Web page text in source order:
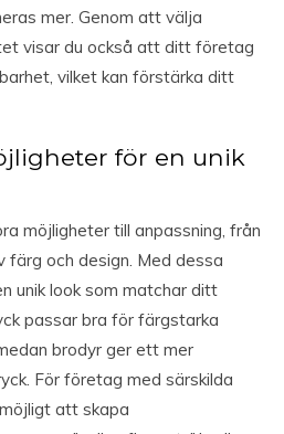
mer. Genom att välja
visar du också att ditt företag
vilket kan förstärka ditt
för en unik
möjligheter till anpassning, från
färg och design. Med dessa
unik look som matchar ditt
passar bra för färgstarka
brodyr ger ett mer
För företag med särskilda
att skapa